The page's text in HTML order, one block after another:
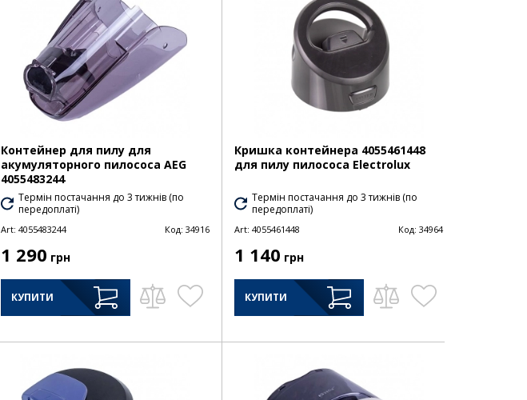
Контейнер для пилу для
акумуляторного пилососа AEG
4055483244
Термін постачання до 3 тижнів (по
передоплаті)
Art: 4055483244 Код: 34916
1 290 грн
КУПИТИ
Кришка контейнера 4055461448
для пилу пилососа Electrolux
Термін постачання до 3 тижнів (по
передоплаті)
Art: 4055461448 Код: 34964
1 140 грн
КУПИТИ